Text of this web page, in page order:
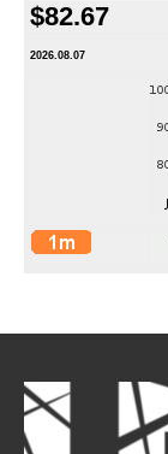
$82.67
2026.08.07